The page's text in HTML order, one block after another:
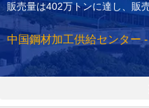
販売量は402万トンに達し、販
中国鋼材加工供給センター -